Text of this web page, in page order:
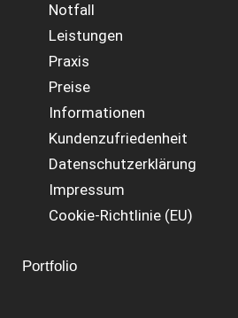
Notfall
Leistungen
Praxis
Preise
Informationen
Kundenzufriedenheit
Datenschutzerklärung
Impressum
Cookie-Richtlinie (EU)
Portfolio